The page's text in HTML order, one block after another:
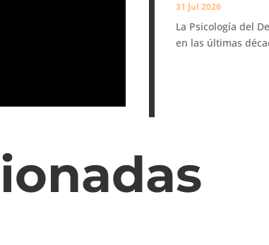
31 Jul 2026
La Psicología del
en las últimas